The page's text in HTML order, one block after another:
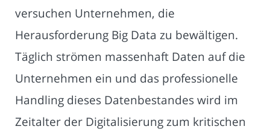
versuchen Unternehmen, die
Herausforderung Big Data zu bewältigen.
Täglich strömen massenhaft Daten auf die
Unternehmen ein und das professionelle
Handling dieses Datenbestandes wird im
Zeitalter der Digitalisierung zum kritischen